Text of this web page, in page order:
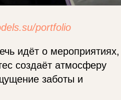
portfolio
идёт о мероприятиях,
создаёт атмосферу
заботы и